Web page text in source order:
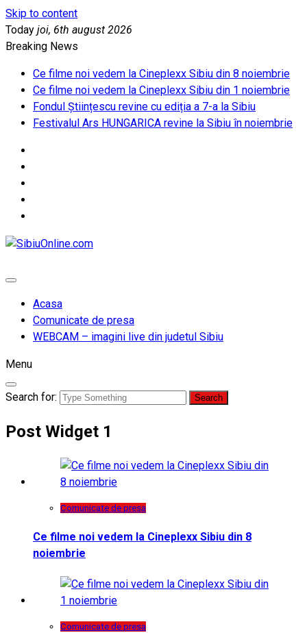
Skip to content
Today joi, 6th august 2026
Breaking News
Ce filme noi vedem la Cineplexx Sibiu din 8 noiembrie
Ce filme noi vedem la Cineplexx Sibiu din 1 noiembrie
Fondul Științescu revine cu ediția a 7-a la Sibiu
Festivalul Ars HUNGARICA revine la Sibiu în noiembrie
Acasa
Comunicate de presa
WEBCAM – imagini live din judetul Sibiu
Menu
Search for:
Post Widget 1
Comunicate de presa
Ce filme noi vedem la Cineplexx Sibiu din 8
noiembrie
Comunicate de presa